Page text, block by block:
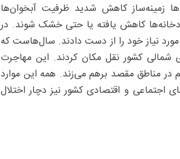
زمینه‌ساز کاهش شدید ظرفیت آبخوان‌ها
کاهش یافته یا حتی خشک شوند. در
نیاز خود را از دست دادند. سال‌هاست که
شمالی کشور نقل مکان کردند. این مهاجرت
در مناطق مقصد برهم می‌زند. همه این موارد
اجتماعی و اقتصادی کشور نیز دچار اختلال